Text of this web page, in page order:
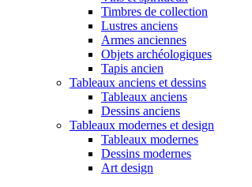
Timbres de collection
Lustres anciens
Armes anciennes
Objets archéologiques
Tapis ancien
Tableaux anciens et dessins
Tableaux anciens
Dessins anciens
Tableaux modernes et design
Tableaux modernes
Dessins modernes
Art design